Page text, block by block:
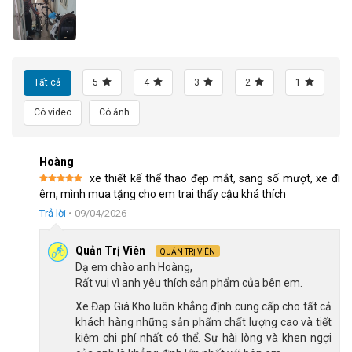
Xe đạp Fascino 429 thiết kế bộ khung hợp kim nhôm siêu nhẹ
Tất cả 5 4 3 2 1
Có video Có ảnh
Hoàng
Được xếp
hạng 5 5
sao
xe thiết kế thể thao đẹp mắt, sang số mượt, xe đi
êm, mình mua tặng cho em trai thấy cậu khá thích
Trả lời • 09/04/2026
Quản Trị Viên QUẢN TRỊ VIÊN
Dạ em chào anh Hoàng,
Rất vui vì anh yêu thích sản phẩm của bên em.
Xe Đạp Giá Kho luôn khẳng định cung cấp cho tất cả
khách hàng những sản phẩm chất lượng cao và tiết
kiệm chi phí nhất có thể. Sự hài lòng và khen ngợi